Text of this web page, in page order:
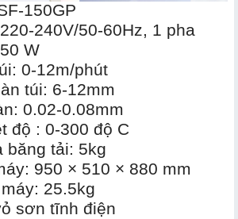
150GP
240V/50-60Hz, 1 pha
W
0-12m/phút
túi: 6-12mm
0.02-0.08mm
độ : 0-300 độ C
băng tải: 5kg
950 × 510 × 880 mm
25.5kg
sơn tĩnh điện